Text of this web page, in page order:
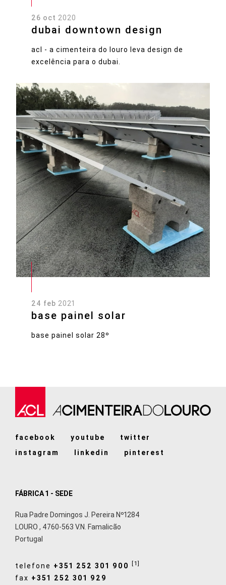
26 oct 2020
dubai downtown design
acl - a cimenteira do louro leva design de
excelência para o dubai.
24 feb 2021
base painel solar
base painel solar 28º
facebook youtube
twitter
instagram
linkedin pinterest
FÁBRICA 1 - SEDE
Rua Padre Domingos J. Pereira Nº1284
LOURO , 4760-563 V.N. Famalicão
Portugal
telefone +351 252 301 900 [1]
fax +351 252 301 929